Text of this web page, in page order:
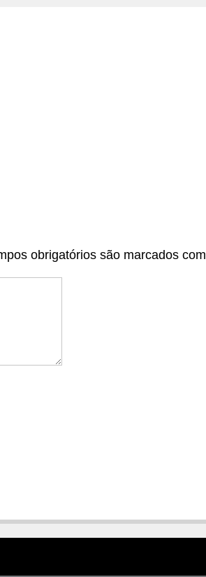
obrigatórios são marcados com